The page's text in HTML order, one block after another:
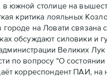
в южной столице на
критика лояльных
на Ловати связана
обсуждают силовики и
Великих
по вопросу "О
корреспондент ПАИ,